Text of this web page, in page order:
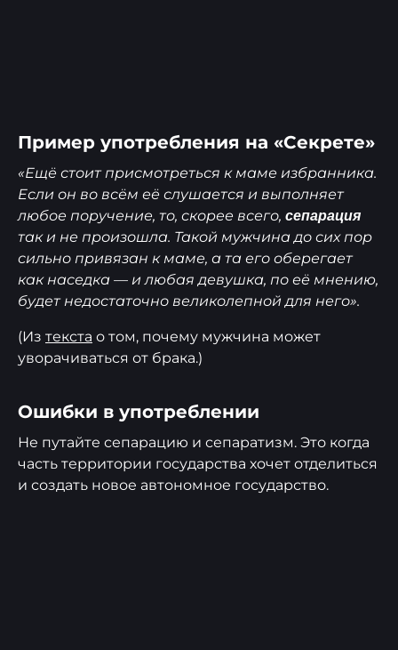
Пример употребления на «Секрете»
«Ещё стоит присмотреться к маме избранника.
Если он во всём её слушается и выполняет
любое поручение, то, скорее всего, сепарация
так и не произошла. Такой мужчина до сих пор
сильно привязан к маме, а та его оберегает
как наседка — и любая девушка, по её мнению,
будет недостаточно великолепной для него».
(Из текста о том, почему мужчина может
уворачиваться от брака.)
Ошибки в употреблении
Не путайте сепарацию и сепаратизм. Это когда
часть территории государства хочет отделиться
и создать новое автономное государство.